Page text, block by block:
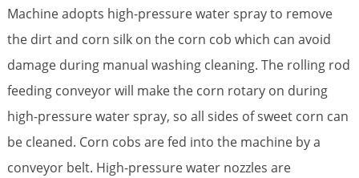
Machine adopts high-pressure water spray to remove
the dirt and corn silk on the corn cob which can avoid
damage during manual washing cleaning. The rolling rod
feeding conveyor will make the corn rotary on during
high-pressure water spray, so all sides of sweet corn can
be cleaned. Corn cobs are fed into the machine by a
conveyor belt. High-pressure water nozzles are